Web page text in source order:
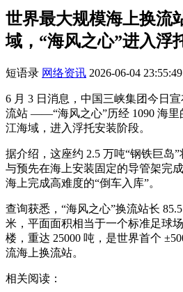
世界最大规模海上换流
域，“海风之心”进入浮
短语录 网络资讯 2026-06-04 23:55:49
6 月 3 日消息，中国三峡集团今日
流站 ——“海风之心”历经 1090 海里
江海域，进入浮托安装阶段。
据介绍，这座约 2.5 万吨“钢铁巨岛
与预先在海上安装固定的导管架完
海上完成高难度的“倒车入库”。
查询获悉，“海风之心”换流站长
米，平面面积相当于一个标准足球
楼，重达 25000 吨，是世界首个
流海上换流站。
相关阅读：